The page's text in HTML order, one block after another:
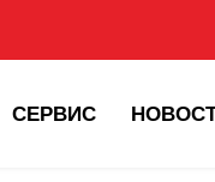
СЕРВИС